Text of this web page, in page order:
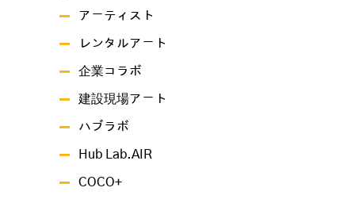
アーティスト
レンタルアート
企業コラボ
建設現場アート
ハブラボ
Hub Lab.AIR
COCO+